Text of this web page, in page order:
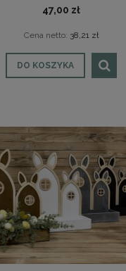
Serce siatka średnie
Cena regularna:
Najniższa cena:29,27 zł
DO KOSZYKA
47,00 zł
Cena netto: 38,21 zł
DO KOSZYKA